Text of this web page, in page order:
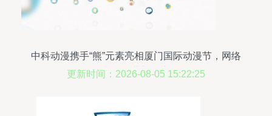
中科动漫携手“熊”元素亮相厦门国际动漫节，网络
文化经营新篇章
更新时间：2026-08-05 15:22:25